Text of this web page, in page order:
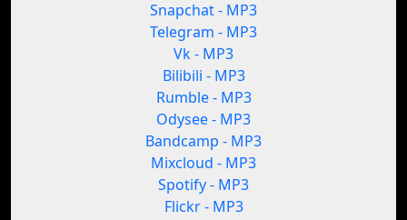
Snapchat - MP3
Telegram - MP3
Vk - MP3
Bilibili - MP3
Rumble - MP3
Odysee - MP3
Bandcamp - MP3
Mixcloud - MP3
Spotify - MP3
Flickr - MP3